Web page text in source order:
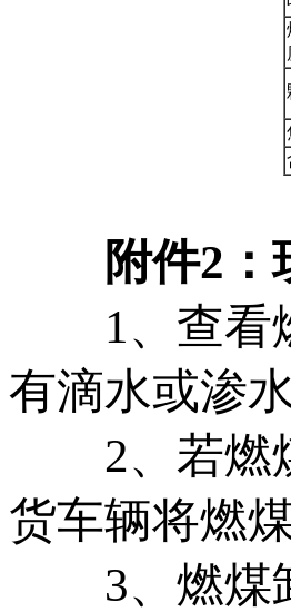
附件2
1、查看燃
有滴水或渗
2、若燃煤
货车辆将燃
3、燃煤卸